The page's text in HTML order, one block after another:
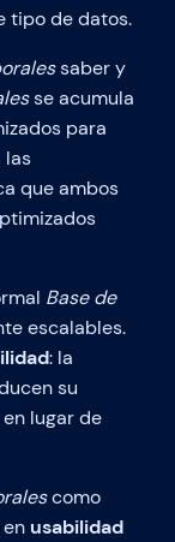
tipo de datos.
saber y
se acumula
para
las
que ambos
Base de
escalables.
: la
su
lugar de
como
usabilidad